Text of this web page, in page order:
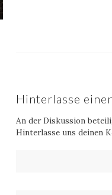
Hinterlasse
An der Diskussion
Hinterlasse uns deinen